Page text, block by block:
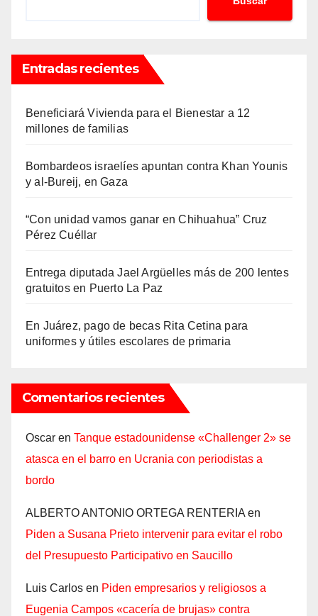
Entradas recientes
Beneficiará Vivienda para el Bienestar a 12
millones de familias
Bombardeos israelíes apuntan contra Khan Younis
y al-Bureij, en Gaza
“Con unidad vamos ganar en Chihuahua” Cruz
Pérez Cuéllar
Entrega diputada Jael Argüelles más de 200 lentes
gratuitos en Puerto La Paz
En Juárez, pago de becas Rita Cetina para
uniformes y útiles escolares de primaria
Comentarios recientes
Oscar en Tanque estadounidense «Challenger 2» se
atasca en el barro en Ucrania con periodistas a
bordo
ALBERTO ANTONIO ORTEGA RENTERIA en
Piden a Susana Prieto intervenir para evitar el robo
del Presupuesto Participativo en Saucillo
Luis Carlos en Piden empresarios y religiosos a
Eugenia Campos «cacería de brujas» contra